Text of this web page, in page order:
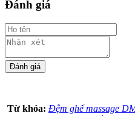
Đánh giá
Từ khóa: Đệm ghế massage